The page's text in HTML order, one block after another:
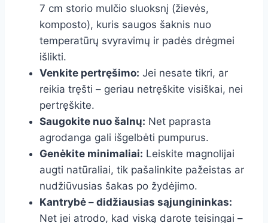
7 cm storio mulčio sluoksnį (žievės,
komposto), kuris saugos šaknis nuo
temperatūrų svyravimų ir padės drėgmei
išlikti.
Venkite pertręšimo: Jei nesate tikri, ar
reikia tręšti – geriau netręškite visiškai, nei
pertręškite.
Saugokite nuo šalnų: Net paprasta
agrodanga gali išgelbėti pumpurus.
Genėkite minimaliai: Leiskite magnolijai
augti natūraliai, tik pašalinkite pažeistas ar
nudžiūvusias šakas po žydėjimo.
Kantrybė – didžiausias sąjungininkas:
Net jei atrodo, kad viską darote teisingai –